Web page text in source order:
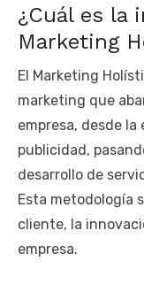
¿Cuál es la
Marketing
El Marketing
marketing que
empresa, desde
publicidad,
desarrollo de
Esta metodología
cliente, la
empresa.